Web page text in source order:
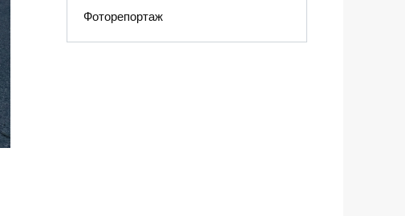
Фоторепортаж